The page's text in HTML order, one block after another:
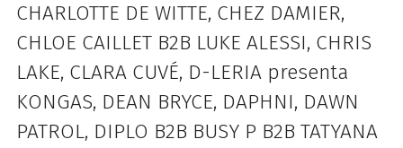
CHARLOTTE DE WITTE, CHEZ DAMIER,
CHLOE CAILLET B2B LUKE ALESSI, CHRIS
LAKE, CLARA CUVÉ, D-LERIA presenta
KONGAS, DEAN BRYCE, DAPHNI, DAWN
PATROL, DIPLO B2B BUSY P B2B TATYANA